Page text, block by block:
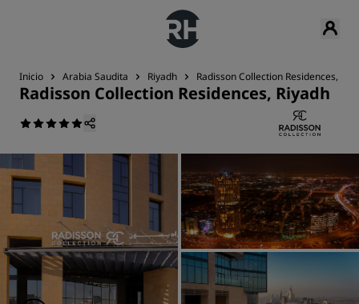
Inicio Arabia Saudita Riyadh Radisson Collection Residences,
Radisson Collection Residences, Riyadh